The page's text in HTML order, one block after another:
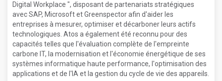
Digital Workplace ", disposant de partenariats stratégiques
avec SAP, Microsoft et Greenspector afin d'aider les
entreprises à mesurer, optimiser et décarboner leurs actifs
technologiques. Atos a également été reconnu pour des
capacités telles que l'évaluation complète de l'empreinte
carbone IT, la modernisation et l'économie énergétique de ses
systèmes informatique haute performance, l'optimisation des
applications et de l'IA et la gestion du cycle de vie des appareils.